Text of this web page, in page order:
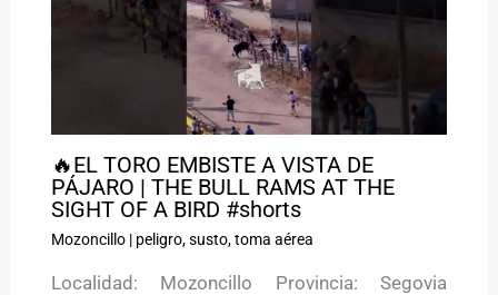
🔥EL TORO EMBISTE A VISTA DE
PÁJARO | THE BULL RAMS AT THE
SIGHT OF A BIRD #shorts
Mozoncillo| peligro,susto,toma aérea
Localidad: Mozoncillo Provincia: Segovia